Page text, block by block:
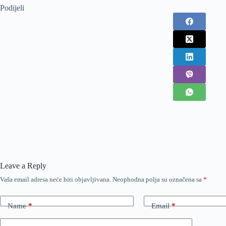
Podijeli
Leave a Reply
Vaša email adresa neće biti objavljivana. Neophodna polja su označena sa *
Name* Email*